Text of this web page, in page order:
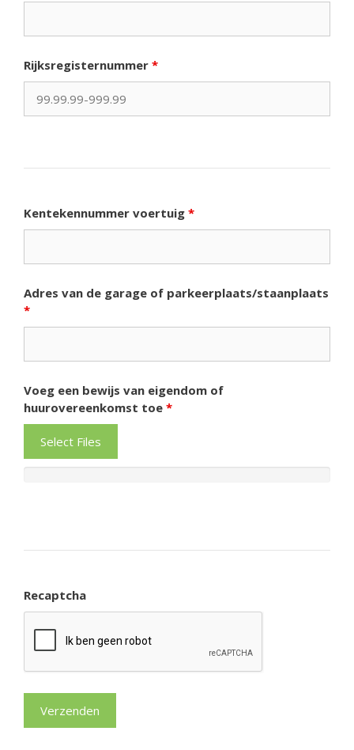
Rijksregisternummer *
Kentekennummer voertuig *
Adres van de garage of parkeerplaats/staanplaats
*
Voeg een bewijs van eigendom of
huurovereenkomst toe *
Select Files
Recaptcha